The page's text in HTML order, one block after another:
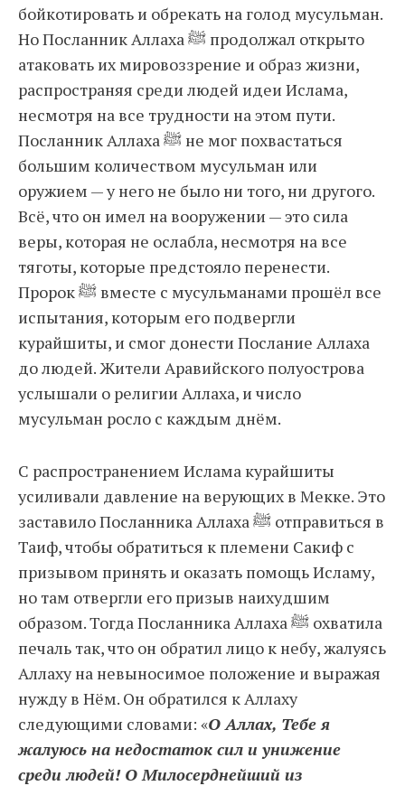
бойкотировать и обрекать на голод мусульман.
Но Посланник Аллаха ﷺ продолжал открыто
атаковать их мировоззрение и образ жизни,
распространяя среди людей идеи Ислама,
несмотря на все трудности на этом пути.
Посланник Аллаха ﷺ не мог похвастаться
большим количеством мусульман или
оружием — у него не было ни того, ни другого.
Всё, что он имел на вооружении — это сила
веры, которая не ослабла, несмотря на все
тяготы, которые предстояло перенести.
Пророк ﷺ вместе с мусульманами прошёл все
испытания, которым его подвергли
курайшиты, и смог донести Послание Аллаха
до людей. Жители Аравийского полуострова
услышали о религии Аллаха, и число
мусульман росло с каждым днём.
С распространением Ислама курайшиты
усиливали давление на верующих в Мекке. Это
заставило Посланника Аллаха ﷺ отправиться в
Таиф, чтобы обратиться к племени Сакиф с
призывом принять и оказать помощь Исламу,
но там отвергли его призыв наихудшим
образом. Тогда Посланника Аллаха ﷺ охватила
печаль так, что он обратил лицо к небу, жалуясь
Аллаху на невыносимое положение и выражая
нужду в Нём. Он обратился к Аллаху
следующими словами: «О Аллах, Тебе я
жалуюсь на недостаток сил и унижение
среди людей! О Милосерднейший из